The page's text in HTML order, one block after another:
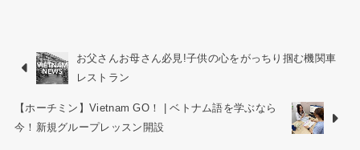
お父さんお母さん必見!子供の心をがっちり掴む機関車
レストラン
【ホーチミン】Vietnam GO！ | ベトナム語を学ぶなら
今！新規グループレッスン開設